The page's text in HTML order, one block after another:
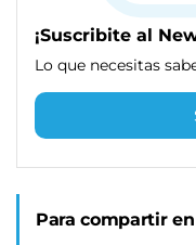
¡Suscribite al
Lo que necesitas
Para compartir